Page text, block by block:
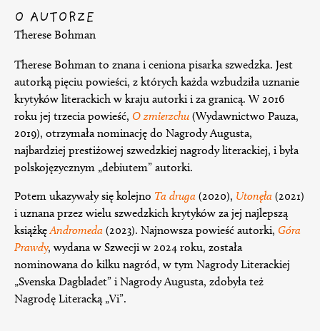
O AUTORZE
Therese Bohman
Therese Bohman to znana i ceniona pisarka szwedzka. Jest
autorką pięciu powieści, z których każda wzbudziła uznanie
krytyków literackich w kraju autorki i za granicą. W 2016
roku jej trzecia powieść, O zmierzchu (Wydawnictwo Pauza,
2019), otrzymała nominację do Nagrody Augusta,
najbardziej prestiżowej szwedzkiej nagrody literackiej, i była
polskojęzycznym „debiutem” autorki.
Potem ukazywały się kolejno Ta druga (2020), Utonęła (2021)
i uznana przez wielu szwedzkich krytyków za jej najlepszą
książkęAndromeda (2023). Najnowsza powieść autorki, Góra
Prawdy, wydana w Szwecji w 2024 roku, została
nominowana do kilku nagród, w tym Nagrody Literackiej
„Svenska Dagbladet” i Nagrody Augusta, zdobyła też
Nagrodę Literacką „Vi”.